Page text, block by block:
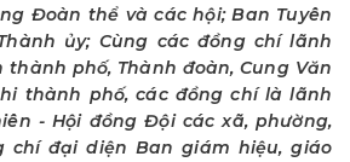
Đoàn thể và các hội; Ban Tuyên
ủy; Cùng các đồng chí lãnh
thành phố, Thành đoàn, Cung Văn
thành phố, các đồng chí là lãnh
- Hội đồng Đội các xã, phường,
chí đại diện Ban giám hiệu, giáo